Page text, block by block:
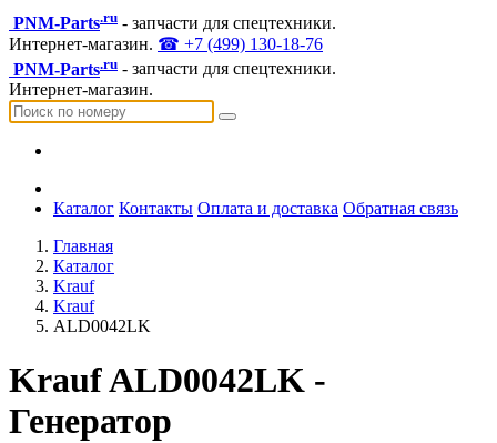
PNM-Parts.ru - запчасти для спецтехники.
Интернет-магазин. ☎ +7 (499) 130-18-76
PNM-Parts.ru - запчасти для спецтехники.
Интернет-магазин.
Каталог Контакты Оплата и доставка Обратная связь
Главная
Каталог
Krauf
Krauf
ALD0042LK
Krauf ALD0042LK -
Генератор